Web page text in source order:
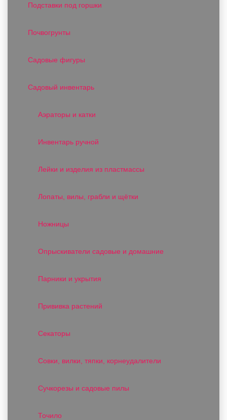
Подставки под горшки
Почвогрунты
Садовые фигуры
Садовый инвентарь
Аэраторы и катки
Инвентарь ручной
Лейки и изделия из пластмассы
Лопаты, вилы, грабли и щётки
Ножницы
Опрыскиватели садовые и домашние
Парники и укрытия
Прививка растений
Секаторы
Совки, вилки, тяпки, корнеудалители
Сучкорезы и садовые пилы
Точило